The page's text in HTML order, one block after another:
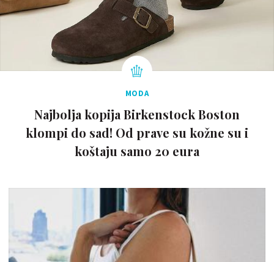
MODA
Najbolja kopija Birkenstock Boston
klompi do sad! Od prave su kožne su i
koštaju samo 20 eura